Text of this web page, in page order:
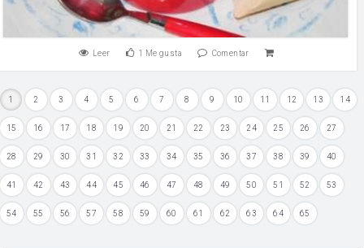
Leer 1 Me gusta Comentar
1 2 3 4 5 6 7 8 9 10 11 12 13 14
15 16 17 18 19 20 21 22 23 24 25 26 27
28 29 30 31 32 33 34 35 36 37 38 39 40
41 42 43 44 45 46 47 48 49 50 51 52 53
54 55 56 57 58 59 60 61 62 63 64 65